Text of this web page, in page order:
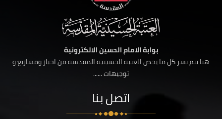
بوابة الامام الحسين الالكترونية
هنا يتم نشر كل ما يخص العتبة الحسينية المقدسة من اخبار ومشاريع و
توجيهات ......
اتصل بنا